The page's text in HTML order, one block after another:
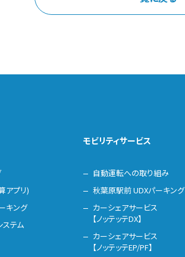
アプリ)
キング
テム
モビリティサービス
自動運転への取り組み
秋葉原駅前 UDXパーキング
カーシェアサービス
【ノッテッテDX】
カーシェアサービス
【ノッテッテEP/PF】